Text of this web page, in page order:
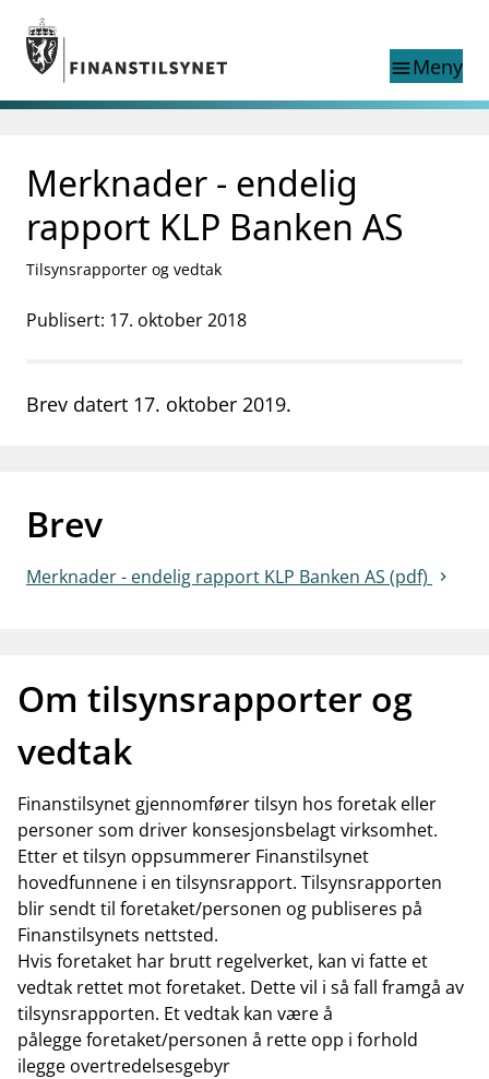
Gå til hovedinnhold
Gå til søkesiden
menuMeny
nettstedet
language
English
exist in English
English home page
Tilsyn
Aktuelt
Finanstilsynets registre
work_outlineJobb hos oss
dashboardInformasjon for investorer
Merknader - endelig
rapport KLP Banken AS
Tilsynsrapporter og vedtak
Publisert: 17. oktober 2018
Brev datert 17. oktober 2019.
Brev
Merknader - endelig rapport KLP Banken AS (pdf)
Om tilsynsrapporter og
vedtak
Finanstilsynet gjennomfører tilsyn hos foretak eller
personer som driver konsesjonsbelagt virksomhet.
Etter et tilsyn oppsummerer Finanstilsynet
hovedfunnene i en tilsynsrapport. Tilsynsrapporten
blir sendt til foretaket/personen og publiseres på
Finanstilsynets nettsted.
Hvis foretaket har brutt regelverket, kan vi fatte et
vedtak rettet mot foretaket. Dette vil i så fall framgå av
tilsynsrapporten. Et vedtak kan være å
pålegge foretaket/personen å rette opp i forhold
ilegge overtredelsesgebyr